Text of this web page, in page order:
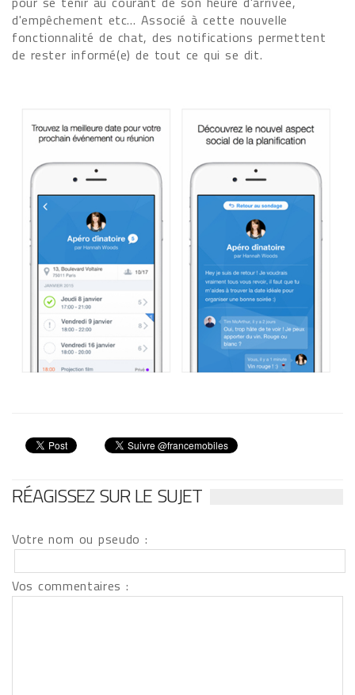
d'empêchement etc... Associé à cette nouvelle
fonctionnalité de chat, des notifications permettent
de rester informé(e) de tout ce qui se dit.
RÉAGISSEZ SUR LE SUJET
Votre nom ou pseudo :
Vos commentaires :